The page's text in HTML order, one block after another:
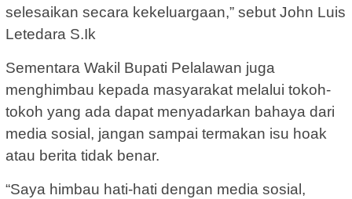
selesaikan secara kekeluargaan,” sebut John Luis
Letedara S.Ik
Sementara Wakil Bupati Pelalawan juga
menghimbau kepada masyarakat melalui tokoh-
tokoh yang ada dapat menyadarkan bahaya dari
media sosial, jangan sampai termakan isu hoak
atau berita tidak benar.
“Saya himbau hati-hati dengan media sosial,